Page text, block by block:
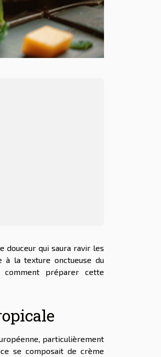
douceur qui saura ravir les
à la texture onctueuse du
comment préparer cette
particulièrement
se composait de crème